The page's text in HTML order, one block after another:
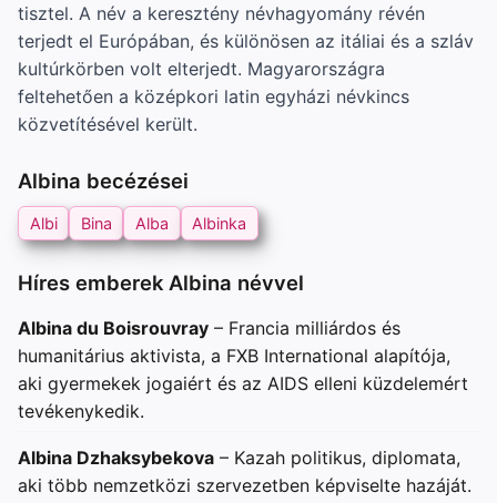
tisztel. A név a keresztény névhagyomány révén
terjedt el Európában, és különösen az itáliai és a szláv
kultúrkörben volt elterjedt. Magyarországra
feltehetően a középkori latin egyházi névkincs
közvetítésével került.
Albina becézései
Albi Bina Alba Albinka
Híres emberek Albina névvel
Albina du Boisrouvray – Francia milliárdos és
humanitárius aktivista, a FXB International alapítója,
aki gyermekek jogaiért és az AIDS elleni küzdelemért
tevékenykedik.
Albina Dzhaksybekova – Kazah politikus, diplomata,
aki több nemzetközi szervezetben képviselte hazáját.